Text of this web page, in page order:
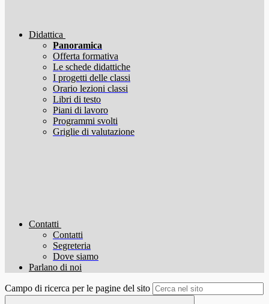
Didattica
Panoramica
Offerta formativa
Le schede didattiche
I progetti delle classi
Orario lezioni classi
Libri di testo
Piani di lavoro
Programmi svolti
Griglie di valutazione
Contatti
Contatti
Segreteria
Dove siamo
Parlano di noi
Campo di ricerca per le pagine del sito